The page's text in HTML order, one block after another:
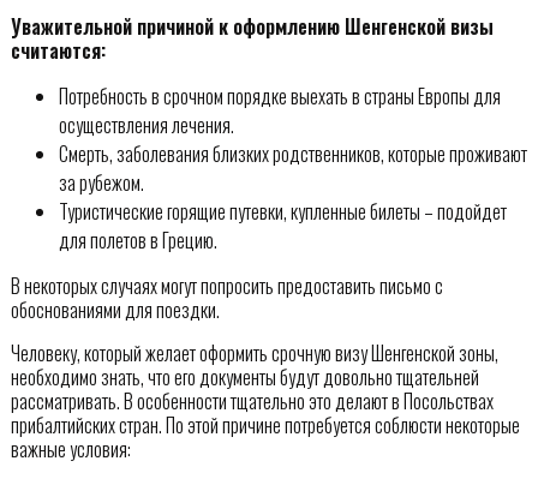
Уважительной причиной к оформлению Шенгенской визы
считаются:
Потребность в срочном порядке выехать в страны Европы для
осуществления лечения.
Смерть, заболевания близких родственников, которые проживают
за рубежом.
Туристические горящие путевки, купленные билеты – подойдет
для полетов в Грецию.
В некоторых случаях могут попросить предоставить письмо с
обоснованиями для поездки.
Человеку, который желает оформить срочную визу Шенгенской зоны,
необходимо знать, что его документы будут довольно тщательней
рассматривать. В особенности тщательно это делают в Посольствах
прибалтийских стран. По этой причине потребуется соблюсти некоторые
важные условия: